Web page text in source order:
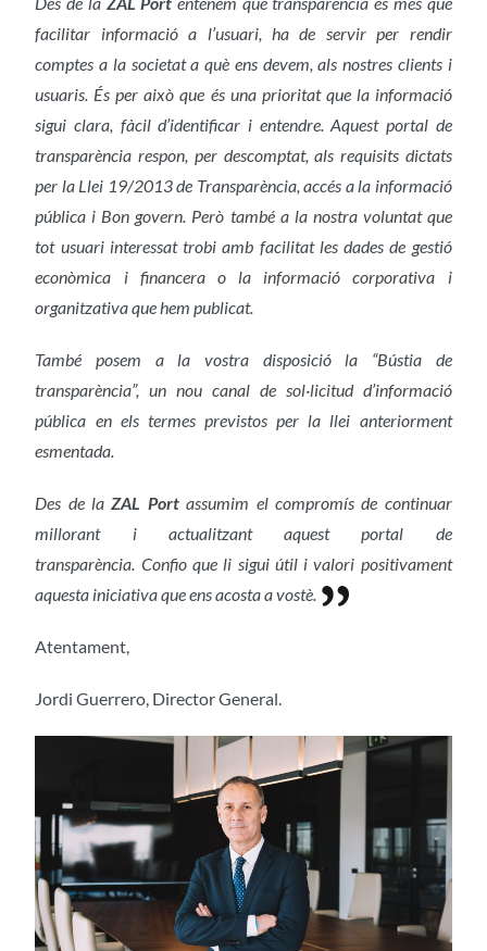
facilitar informació a l’usuari, ha de servir per rendir
comptes a la societat a què ens devem, als nostres clients i
usuaris. És per això que és una prioritat que la informació
sigui clara, fàcil d’identificar i entendre. Aquest portal de
transparència respon, per descomptat, als requisits dictats
per la Llei 19/2013 de Transparència, accés a la informació
pública i Bon govern. Però també a la nostra voluntat que
tot usuari interessat trobi amb facilitat les dades de gestió
econòmica i financera o la informació corporativa i
organitzativa que hem publicat.
També posem a la vostra disposició la “Bústia de
transparència”, un nou canal de sol·licitud d’informació
pública en els termes previstos per la llei anteriorment
esmentada.
Des de la ZAL Portassumim el compromís de continuar
millorant i actualitzant aquest portal de
transparència. Confio que li sigui útil i valori positivament
aquesta iniciativa que ens acosta a vostè.
Atentament,
Jordi Guerrero, Director General.